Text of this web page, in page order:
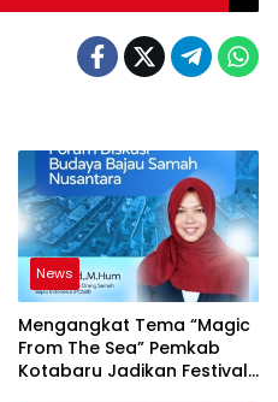
News
Mengangkat Tema “Magic
From The Sea” Pemkab
Kotabaru Jadikan Festival